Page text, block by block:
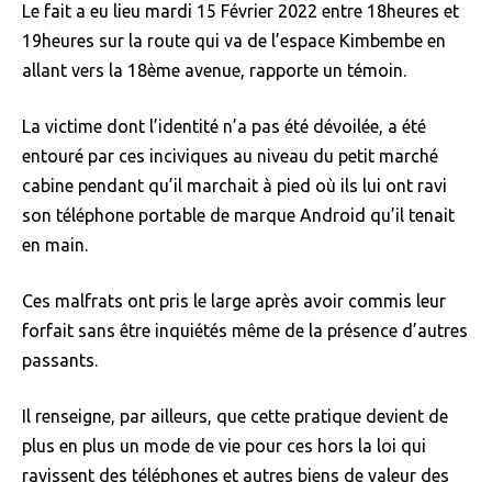
Le fait a eu lieu mardi 15 Février 2022 entre 18heures et
19heures sur la route qui va de l’espace Kimbembe en
allant vers la 18ème avenue, rapporte un témoin.
La victime dont l’identité n’a pas été dévoilée, a été
entouré par ces inciviques au niveau du petit marché
cabine pendant qu’il marchait à pied où ils lui ont ravi
son téléphone portable de marque Android qu’il tenait
en main.
Ces malfrats ont pris le large après avoir commis leur
forfait sans être inquiétés même de la présence d’autres
passants.
Il renseigne, par ailleurs, que cette pratique devient de
plus en plus un mode de vie pour ces hors la loi qui
ravissent des téléphones et autres biens de valeur des